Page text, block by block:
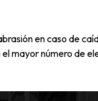
en caso de
mayor número de